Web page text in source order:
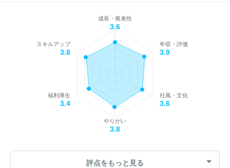
成長・将来性
3.6
年収・評価
3.9
社風・文化
3.6
やりがい
3.8
福利厚生
3.4
スキルアップ
3.8
評点をもっと見る